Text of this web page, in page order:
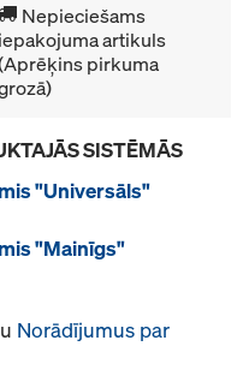
Nepieciešams
iepakojuma artikuls
pirkuma
SISTĒMĀS
"Universāls"
"Mainīgs"
Norādījumus par